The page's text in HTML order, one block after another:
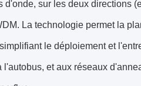
sur les deux directions
La technologie permet la
le déploiement et
et aux réseaux